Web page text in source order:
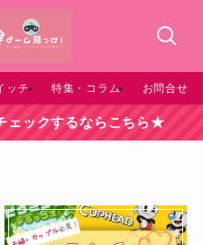
ッチ 特集・コラム お問合せ
ェックするならこちら★